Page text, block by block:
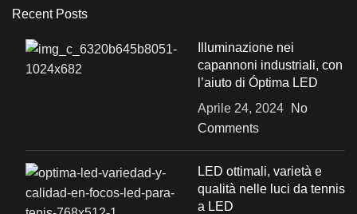
Recent Posts
Illuminazione nei
capannoni industriali, con
l’aiuto di Óptima LED
Aprile 24, 2024
No
Comments
LED ottimali, varietà e
qualità nelle luci da tennis
a LED